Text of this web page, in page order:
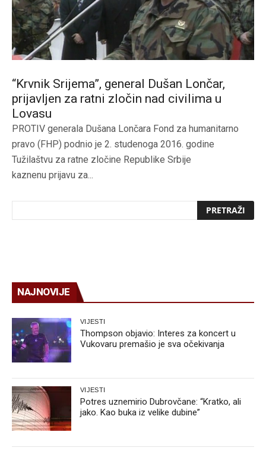
“Krvnik Srijema”, general Dušan Lončar,
prijavljen za ratni zločin nad civilima u
Lovasu
PROTIV generala Dušana Lončara Fond za humanitarno
pravo (FHP) podnio je 2. studenoga 2016. godine
Tužilaštvu za ratne zločine Republike Srbije
kaznenu prijavu za...
NAJNOVIJE
VIJESTI
Thompson objavio: Interes za koncert u
Vukovaru premašio je sva očekivanja
VIJESTI
Potres uznemirio Dubrovčane: “Kratko, ali
jako. Kao buka iz velike dubine”